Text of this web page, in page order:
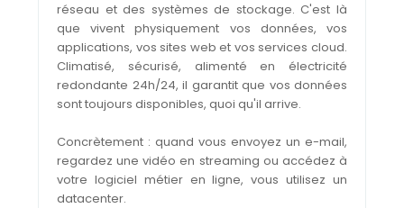
réseau et des systèmes de stockage. C'est là
que vivent physiquement vos données, vos
applications, vos sites web et vos services cloud.
Climatisé, sécurisé, alimenté en électricité
redondante 24h/24, il garantit que vos données
sont toujours disponibles, quoi qu'il arrive.
Concrètement : quand vous envoyez un e-mail,
regardez une vidéo en streaming ou accédez à
votre logiciel métier en ligne, vous utilisez un
datacenter.